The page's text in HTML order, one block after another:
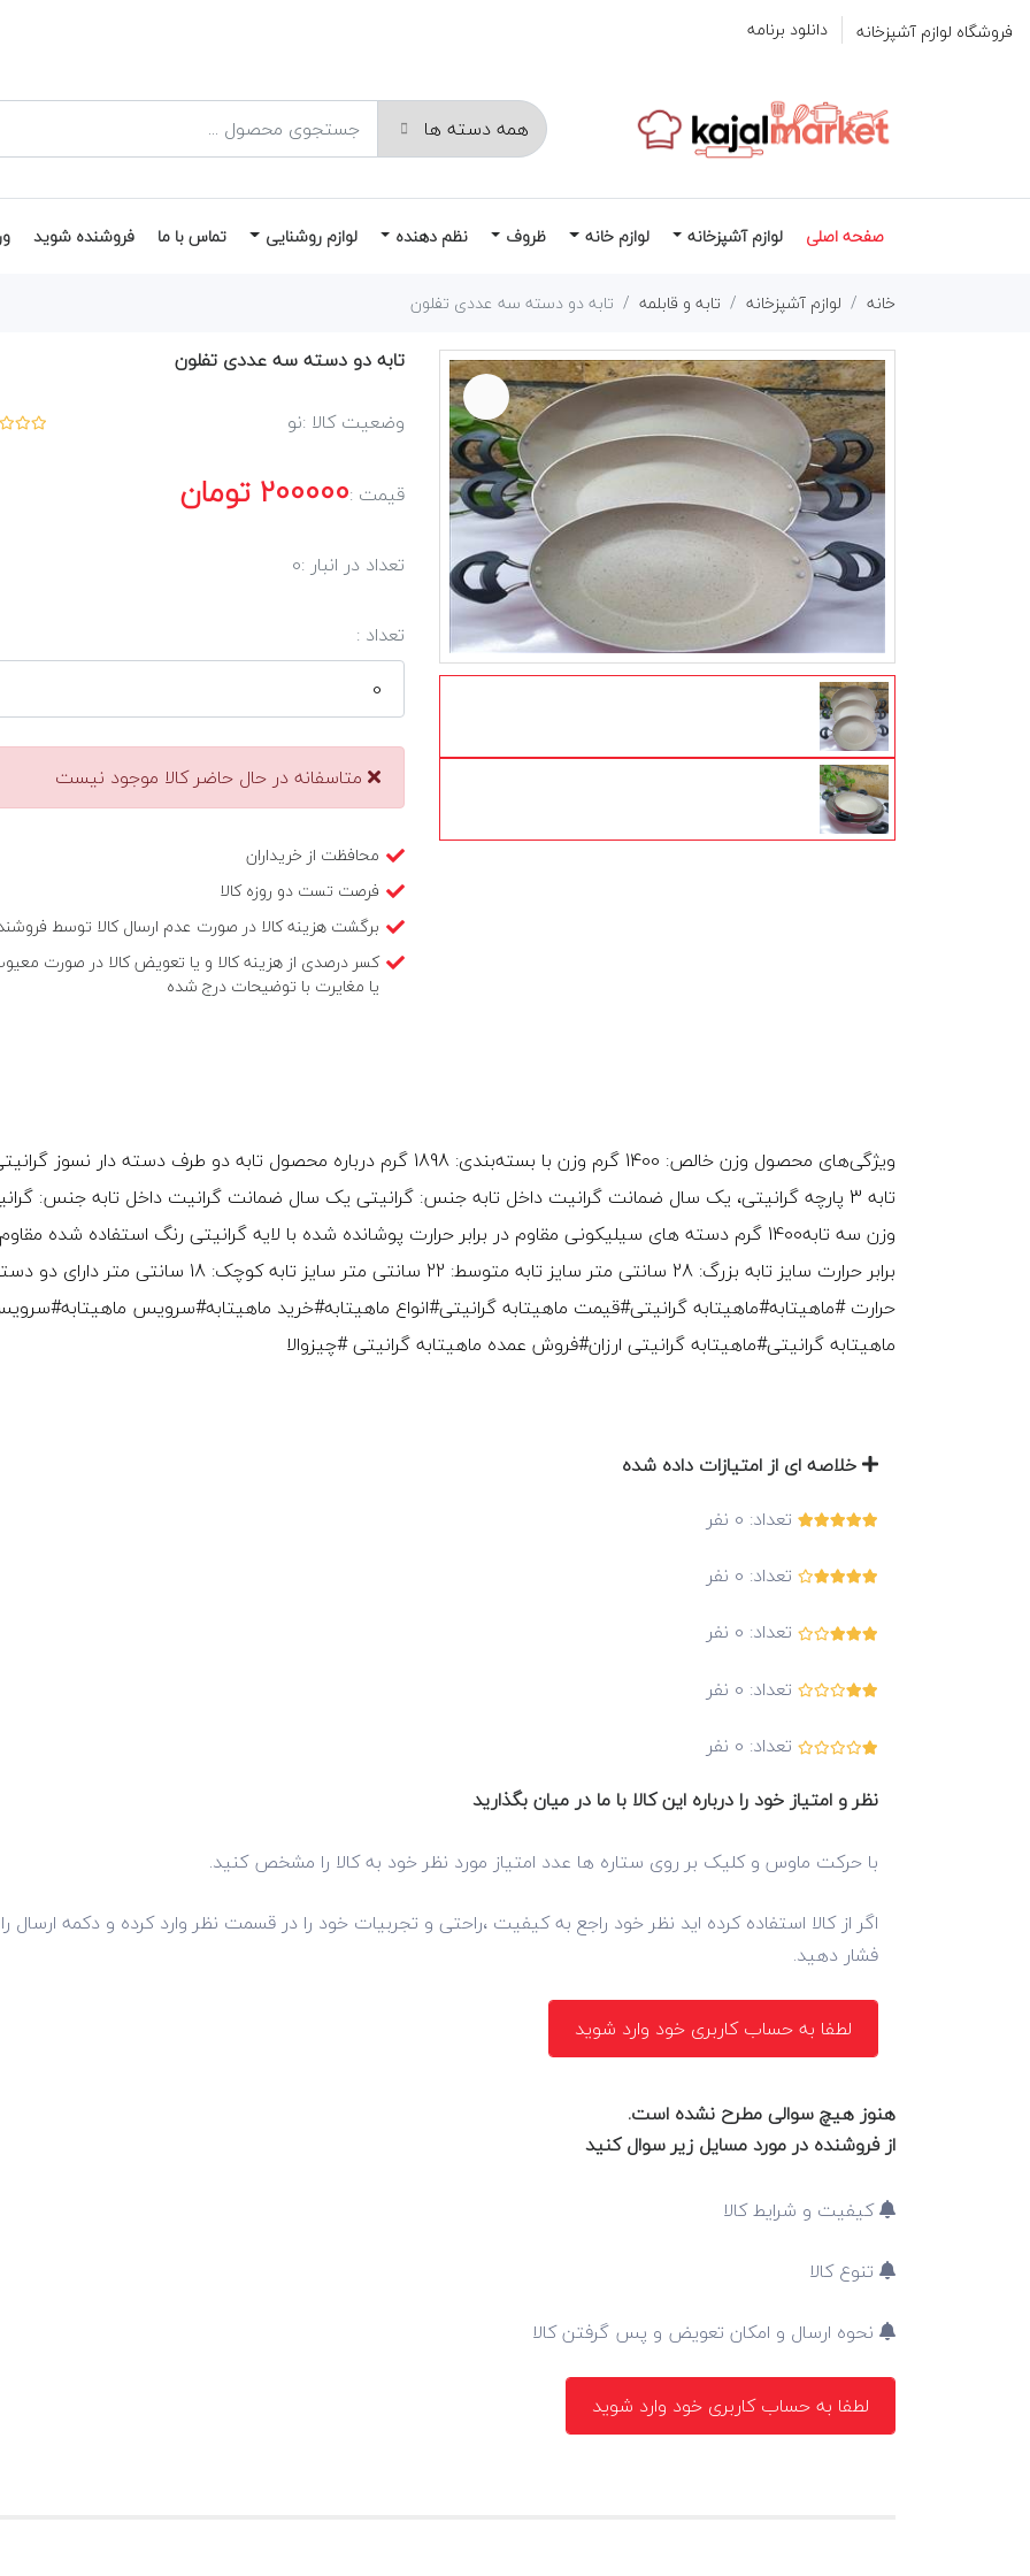
فروشگاه لوازم آشپزخانه دانلود برنامه
صفحه اصلی لوازم آشپزخانه لوازم خانه ظروف نظم دهنده لوازم روشنایی تماس با ما فروشنده شوید
خانه لوازم آشپزخانه تابه و قابلمه تابه دو دسته سه عددی تفلون
تابه دو دسته سه عددی تفلون
وضعیت کالا :نو
قیمت :200000 تومان
تعداد در انبار :0
تعداد :
متاسفانه در حال حاضر کالا موجود نیست
محافظت از خریداران
فرصت تست دو روزه کالا
برگشت هزینه کالا در صورت عدم ارسال کالا توسط
کسر درصدی از هزینه کالا و یا تعویض کالا در صورت
یا مغایرت با توضیحات درج شده
ویژگی‌های محصول وزن خالص: 1400 گرم وزن با بسته‌بندی: 1898 گرم درباره محصول تابه دو طرف دسته دار
تابه 3 پارچه گرانیتی، یک سال ضمانت گرانیت داخل تابه جنس: گرانیتی یک سال ضمانت گرانیت داخل تابه جنس:
وزن سه تابه1400 گرم دسته های سیلیکونی مقاوم در برابر حرارت پوشانده شده با لایه گرانیتی رنگ استفاده شده
برابر حرارت سایز تابه بزرگ: 28 سانتی متر سایز تابه متوسط: 22 سانتی متر سایز تابه کوچک: 18
حرارت #ماهیتابه#ماهیتابه گرانیتی#قیمت ماهیتابه گرانیتی#انواع ماهیتابه#خرید ماهیتابه#سرویس
ماهیتابه گرانیتی#ماهیتابه گرانیتی ارزان#فروش عمده ماهیتابه گرانیتی #چیزوالا
خلاصه ای از امتیازات داده شده
تعداد: 0 نفر
تعداد: 0 نفر
تعداد: 0 نفر
تعداد: 0 نفر
تعداد: 0 نفر
نظر و امتیاز خود را درباره این کالا با ما در میان بگذارید
با حرکت ماوس و کلیک بر روی ستاره ها عدد امتیاز مورد نظر خود به کالا را مشخص کنید.
اگر از کالا استفاده کرده اید نظر خود راجع به کیفیت ،راحتی و تجربیات خود را در قسمت نظر وارد کرده و دکمه ارسال را
فشار دهید.
لطفا به حساب کاربری خود وارد شوید
هنوز هیچ سوالی مطرح نشده است.
از فروشنده در مورد مسایل زیر سوال کنید
کیفیت و شرایط کالا
تنوع کالا
نحوه ارسال و امکان تعویض و پس گرفتن کالا
لطفا به حساب کاربری خود وارد شوید